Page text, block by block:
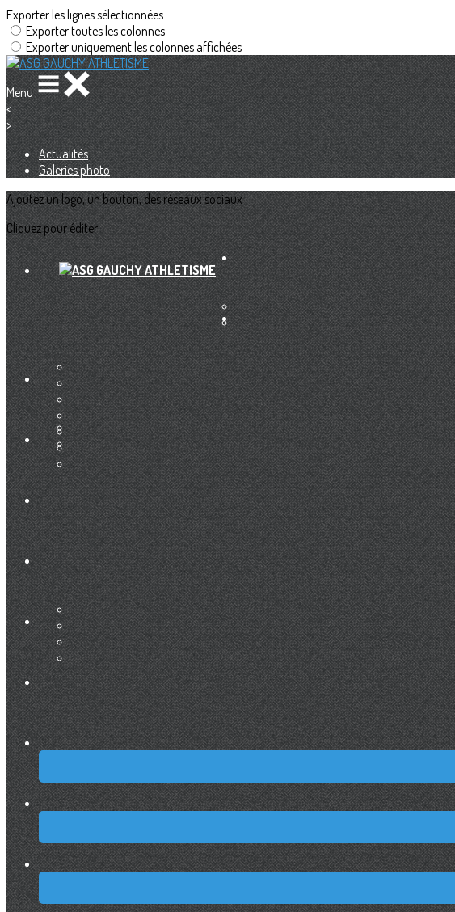
Exporter les lignes sélectionnées
Exporter toutes les colonnes
Exporter uniquement les colonnes affichées
Menu
<
>
Actualités
Galeries photo
Ajoutez un logo, un bouton, des réseaux sociaux
Cliquez pour éditer